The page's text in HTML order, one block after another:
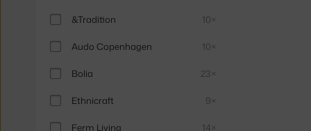
&Tradition 10×
Audo Copenhagen 10×
Bolia 23×
Ethnicraft 9×
Ferm Living 14×